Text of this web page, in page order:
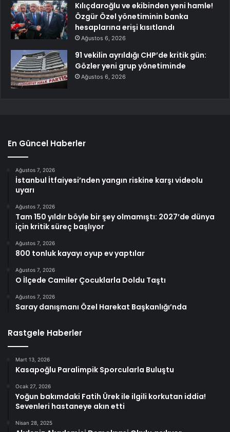
Kılıçdaroğlu ve ekibinden yeni hamle!
Özgür Özel yönetiminin banka
hesaplarına erişi kısıtlandı
Ağustos 6, 2026
91 vekilin ayrıldığı CHP’de kritik gün:
Gözler yeni grup yönetiminde
Ağustos 6, 2026
En Güncel Haberler
Ağustos 7, 2026
İstanbul İtfaiyesi’nden yangın riskine karşı videolu
uyarı
Ağustos 7, 2026
Tam 150 yıldır böyle bir şey olmamıştı: 2027’de dünya
için kritik süreç başlıyor
Ağustos 7, 2026
800 tonluk kayayı oyup ev yaptılar
Ağustos 7, 2026
O İlçede Camiler Çocuklarla Doldu Taştı
Ağustos 7, 2026
Saray danışmanı Özel Harekat Başkanlığı’nda
Rastgele Haberler
Mart 13, 2026
Kasapoğlu Paralimpik Sporcularla Buluştu
Ocak 27, 2026
Yoğun bakımdaki Fatih Ürek ile ilgili korkutan iddia!
Sevenleri hastaneye akın etti
Nisan 28, 2025